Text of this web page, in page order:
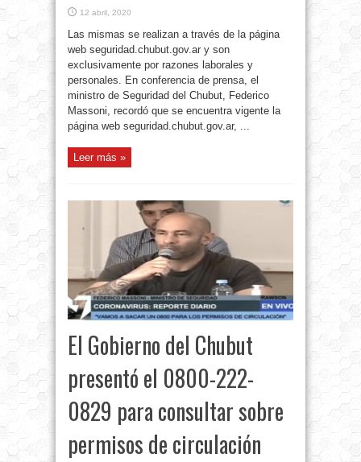
12 abril, 2020
Las mismas se realizan a través de la página
web seguridad.chubut.gov.ar y son
exclusivamente por razones laborales y
personales. En conferencia de prensa, el
ministro de Seguridad del Chubut, Federico
Massoni, recordó que se encuentra vigente la
página web seguridad.chubut.gov.ar, ...
Leer más »
El Gobierno del Chubut
presentó el 0800-222-
0829 para consultar sobre
permisos de circulación